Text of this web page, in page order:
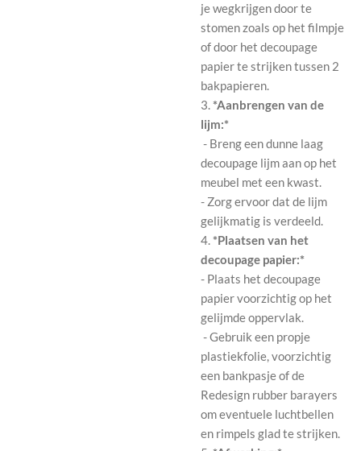
je wegkrijgen door te
stomen zoals op het filmpje
of door het decoupage
papier te strijken tussen 2
bakpapieren.
3.*Aanbrengen van de
lijm:*
- Breng een dunne laag
decoupage lijm aan op het
meubel met een kwast.
- Zorg ervoor dat de lijm
gelijkmatig is verdeeld.
4.*Plaatsen van het
decoupage papier:*
- Plaats het decoupage
papier voorzichtig op het
gelijmde oppervlak.
- Gebruik een propje
plastiekfolie, voorzichtig
een bankpasje of de
Redesign rubber barayers
om eventuele luchtbellen
en rimpels glad te strijken.